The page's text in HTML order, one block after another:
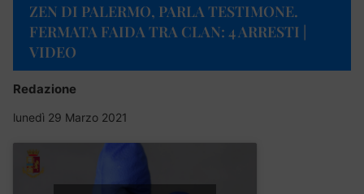
ZEN DI PALERMO, PARLA TESTIMONE.
FERMATA FAIDA TRA CLAN: 4 ARRESTI |
VIDEO
Redazione
lunedì 29 Marzo 2021